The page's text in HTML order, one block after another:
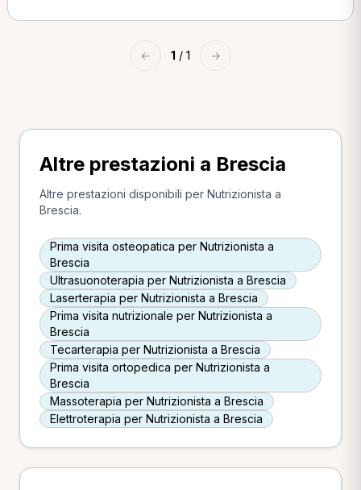
← 1 / 1 →
Altre prestazioni a Brescia
Altre prestazioni disponibili per Nutrizionista a
Brescia.
Prima visita osteopatica per Nutrizionista a
Brescia
Ultrasuonoterapia per Nutrizionista a Brescia
Laserterapia per Nutrizionista a Brescia
Prima visita nutrizionale per Nutrizionista a
Brescia
Tecarterapia per Nutrizionista a Brescia
Prima visita ortopedica per Nutrizionista a
Brescia
Massoterapia per Nutrizionista a Brescia
Elettroterapia per Nutrizionista a Brescia